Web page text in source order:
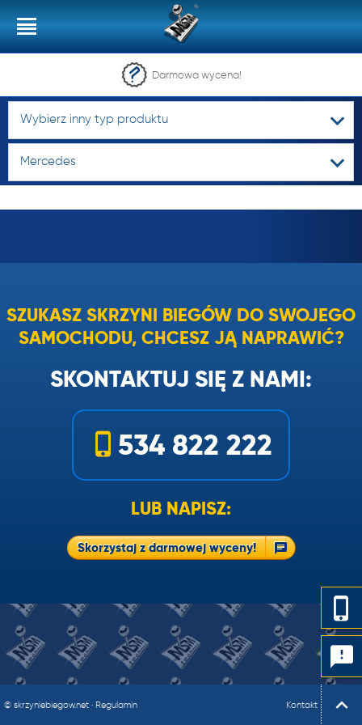
Darmowa wycena!
Wybierz inny typ produktu
Mercedes
SZUKASZ SKRZYNI BIEGÓW DO SWOJEGO
SAMOCHODU, CHCESZ JĄ NAPRAWIĆ?
SKONTAKTUJ SIĘ Z NAMI:
534 822 222
LUB NAPISZ:
Skorzystaj z darmowej wyceny!
© skrzyniebiegow.net · Regulamin Kontakt